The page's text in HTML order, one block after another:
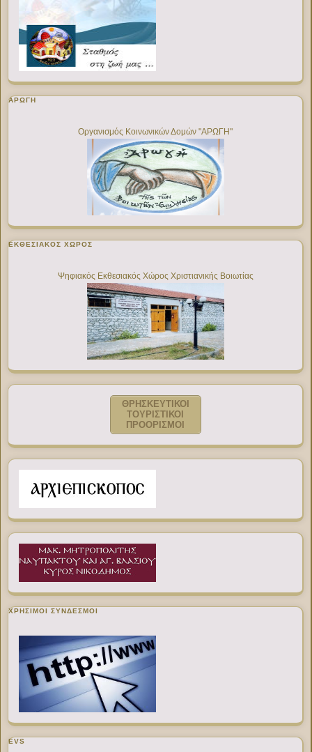
ΑΡΩΓΗ
Οργανισμός Κοινωνικών Δομών "ΑΡΩΓΗ"
ΕΚΘΕΣΙΑΚΌΣ ΧΏΡΟΣ
Ψηφιακός Εκθεσιακός Χώρος Χριστιανικής Βοιωτίας
ΘΡΗΣΚΕΥΤΙΚΟΙ
ΤΟΥΡΙΣΤΙΚΟΙ
ΠΡΟΟΡΙΣΜΟΙ
ΧΡΉΣΙΜΟΙ ΣΎΝΔΕΣΜΟΙ
EVS